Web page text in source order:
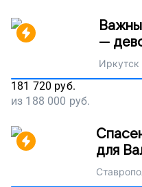
—
Иркутск
181 720 руб.
из 188 000 руб.
для